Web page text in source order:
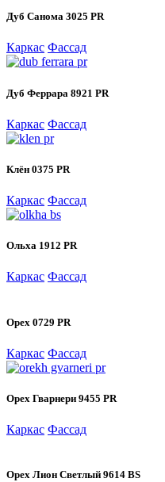
Дуб Санома 3025 PR
Каркас Фассад
Дуб Феррара 8921 PR
Каркас Фассад
Клён 0375 PR
Каркас Фассад
Ольха 1912 PR
Каркас Фассад
Орех 0729 PR
Каркас Фассад
Орех Гварнери 9455 PR
Каркас Фассад
Орех Лион Светлый 9614 BS